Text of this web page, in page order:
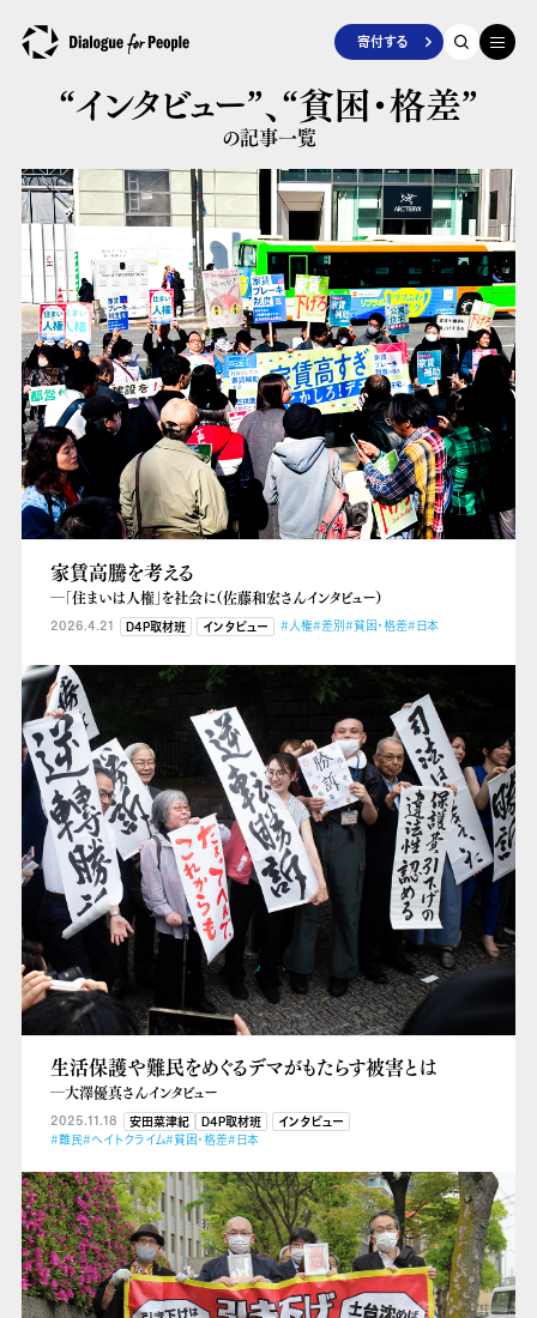
寄付する
“インタビュー”、“貧困・格差”
の記事一覧
家賃高騰を考える
―「住まいは人権」を社会に（佐藤和宏さんインタビュー）
2026.4.21 D4P取材班 インタビュー #人権#差別#貧困・格差#日本
生活保護や難民をめぐるデマがもたらす被害とは
―大澤優真さんインタビュー
2025.11.18 安田菜津紀 D4P取材班
インタビュー
#難民#ヘイトクライム#貧困・格差#日本